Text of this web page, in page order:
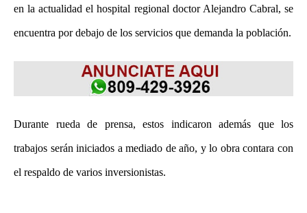
en la actualidad el hospital regional doctor Alejandro Cabral, se
encuentra por debajo de los servicios que demanda la población.
Durante rueda de prensa, estos indicaron además que los
trabajos serán iniciados a mediado de año, y lo obra contara con
el respaldo de varios inversionistas.